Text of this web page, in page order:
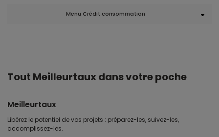
Menu Crédit consommation
Tout Meilleurtaux dans votre poche
Meilleurtaux
Libérez le potentiel de vos projets : préparez-les, suivez-les,
accomplissez-les.